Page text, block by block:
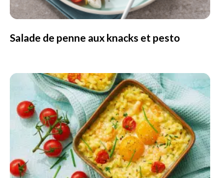
Salade de penne aux knacks et pesto